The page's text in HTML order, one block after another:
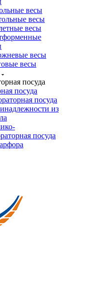
весы
весы
весы
весы
весы
посуда
посуда
из
посуда